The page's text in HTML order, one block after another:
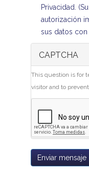
Privacidad.
autorización
sus datos con
CAPTCHA
This question is for
visitor and to
Enviar mensaje